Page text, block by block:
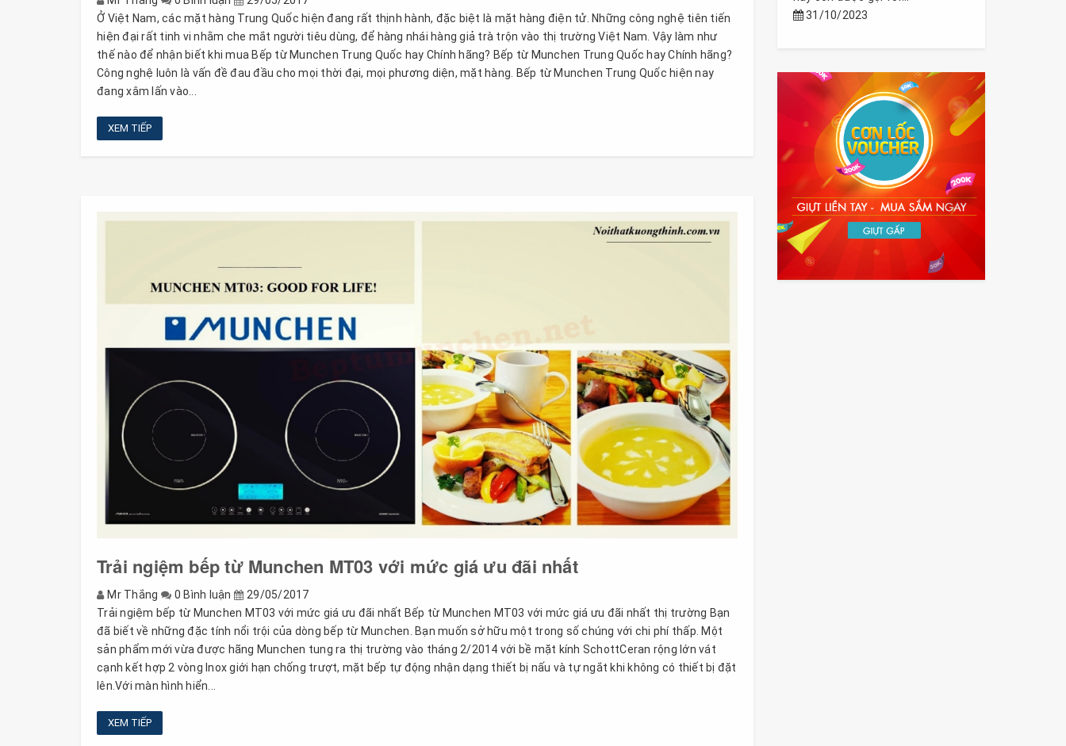
Ở Việt Nam, các mặt hàng Trung Quốc hiện đang rất thịnh hành, đặc biệt là mặt hàng điện tử. Những công nghệ tiên tiến
hiện đại rất tinh vi nhằm che mắt người tiêu dùng, để hàng nhái hàng giả trà trộn vào thị trường Việt Nam. Vậy làm như
thế nào để nhận biết khi mua Bếp từ Munchen Trung Quốc hay Chính hãng? Bếp từ Munchen Trung Quốc hay Chính hãng?
Công nghệ luôn là vấn đề đau đầu cho mọi thời đại, mọi phương diện, mặt hàng. Bếp từ Munchen Trung Quốc hiện nay
đang xâm lấn vào...
XEM TIẾP
Trải ngiệm bếp từ Munchen MT03 với mức giá ưu đãi nhất
Mr Thắng 0 Bình luận
29/05/2017
Trải ngiệm bếp từ Munchen MT03 với mức giá ưu đãi nhất Bếp từ Munchen MT03 với mức giá ưu đãi nhất thị trường Bạn
đã biết về những đặc tính nổi trội của dòng bếp từ Munchen. Bạn muốn sở hữu một trong số chúng với chi phí thấp. Một
sản phẩm mới vừa được hãng Munchen tung ra thị trường vào tháng 2/2014 với bề mặt kính SchottCeran rộng lớn vát
cạnh kết hợp 2 vòng Inox giới hạn chống trượt, mặt bếp tự động nhận dạng thiết bị nấu và tự ngắt khi không có thiết bị đặt
lên.Với màn hình hiển...
XEM TIẾP
31/10/2023